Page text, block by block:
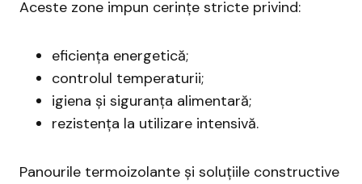
Aceste zone impun cerințe stricte privind:
eficiența energetică;
controlul temperaturii;
igiena și siguranța alimentară;
rezistența la utilizare intensivă.
Panourile termoizolante și soluțiile constructive